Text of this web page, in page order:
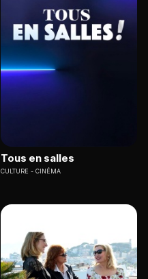
Tous en salles
CULTURE CINÉMA